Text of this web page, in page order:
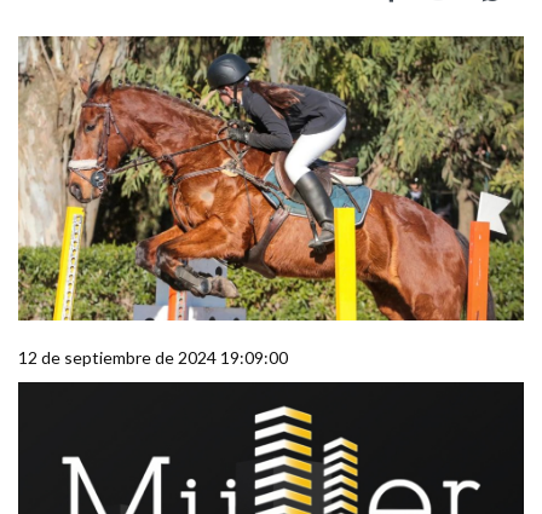
12 de septiembre de 2024 19:09:00